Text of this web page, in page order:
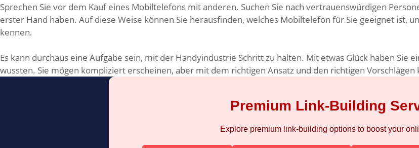
Sprechen Sie vor dem Kauf eines Mobiltelefons mit anderen. Suchen Sie nach vertrauenswürdigen
erster Hand haben. Auf diese Weise können Sie herausfinden, welches Mobiltelefon für Sie geeignet ist,
kennen.
Es kann durchaus eine Aufgabe sein, mit der Handyindustrie Schritt zu halten. Mit etwas Glück haben Sie
wussten. Sie mögen kompliziert erscheinen, aber mit dem richtigen Ansatz und den richtigen
Premium Link-Building
Explore premium link-building options to boost your